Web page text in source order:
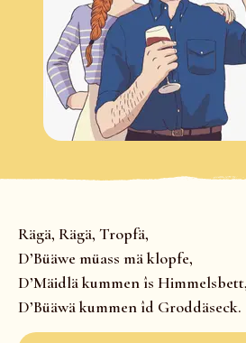
Rägä, Rägä, Tropfä,
D’Büäwe müass mä klopfe,
D’Mäidlä kummen îs Himmelsbett,
D’Büäwä kummen îd Groddäseck.